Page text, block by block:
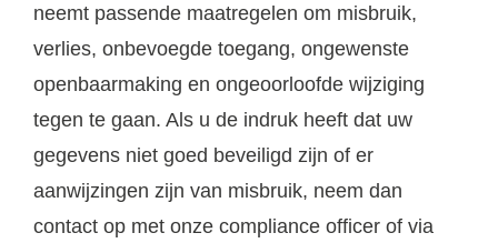
neemt passende maatregelen om misbruik,
verlies, onbevoegde toegang, ongewenste
openbaarmaking en ongeoorloofde wijziging
tegen te gaan. Als u de indruk heeft dat uw
gegevens niet goed beveiligd zijn of er
aanwijzingen zijn van misbruik, neem dan
contact op met onze compliance officer of via